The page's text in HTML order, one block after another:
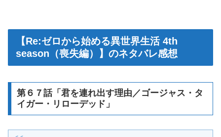
【Re:ゼロから始める異世界生活 4th
season（喪失編）】のネタバレ感想
第６７話「君を連れ出す理由／ゴージャス・タ
イガー・リローデッド」